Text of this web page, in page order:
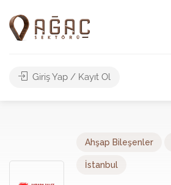
Giriş Yap / Kayıt Ol
Ahşap Bileşenler
İstanbul